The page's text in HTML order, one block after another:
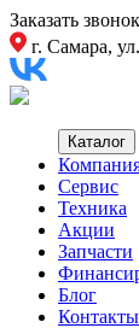
Заказать звонок
г. Самара,
Каталог
Сервис
Техника
Акции
Запчасти
Блог
Контакты